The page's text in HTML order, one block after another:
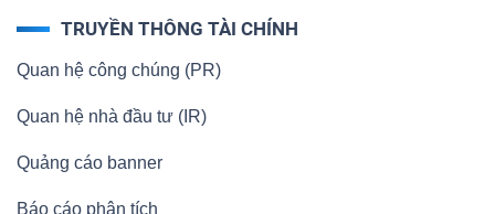
TRUYỀN THÔNG TÀI CHÍNH
Quan hệ công chúng (PR)
Quan hệ nhà đầu tư (IR)
Quảng cáo banner
Báo cáo phân tích
TƯ
XUẤT
DỮ